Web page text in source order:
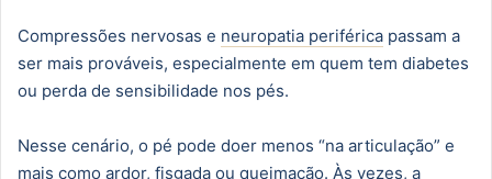
Compressões nervosas e neuropatia periférica passam a
ser mais prováveis, especialmente em quem tem diabetes
ou perda de sensibilidade nos pés.
Nesse cenário, o pé pode doer menos “na articulação” e
mais como ardor, fisgada ou queimação. Às vezes, a